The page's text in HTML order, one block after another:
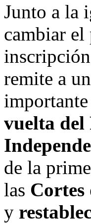
Junto a la
cambiar el
inscripción
remite a
vuelta
de la
las Cortes
y